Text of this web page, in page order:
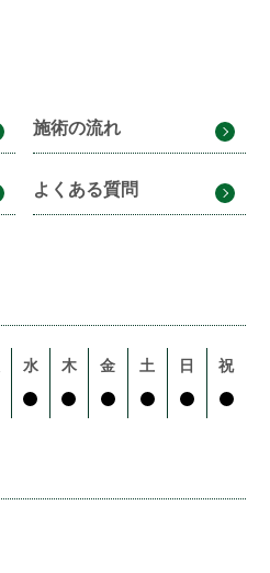
施術の流れ
よくある質問
水 木 金 土 日 祝